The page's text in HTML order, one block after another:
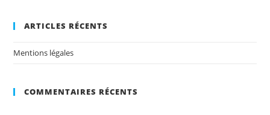
ARTICLES RÉCENTS
Mentions légales
COMMENTAIRES RÉCENTS